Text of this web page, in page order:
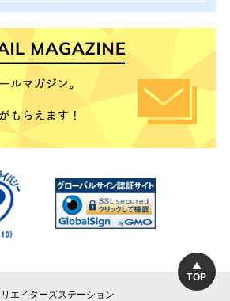
TOP
エイターズステーション